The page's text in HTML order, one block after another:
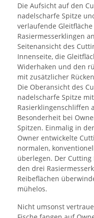
Die Aufsicht auf den
nadelscharfe Spitze
verlaufende
Rasiermesserklingen
Seitenansicht des
Innenseite, die
Widerhaken und den
mit zusätzlicher
Die Oberansicht des
nadelscharfe Spitze
Rasierklingenschliffen
Besonderheit bei
Spitzen. Einmalig in
Owner entwickelte
normalen,
überlegen. Der
den drei
Reibeflächen
mühelos.
Nicht umsonst